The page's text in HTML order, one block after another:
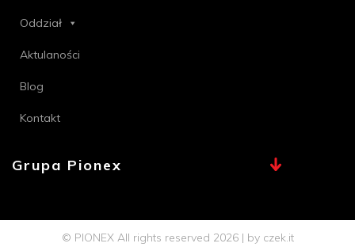
Oddział
Aktulaności
Blog
Kontakt
Grupa Pionex
Chemia Bielsko
Profi PSB© PIONEX All rights reserved 2026 | by czek.it